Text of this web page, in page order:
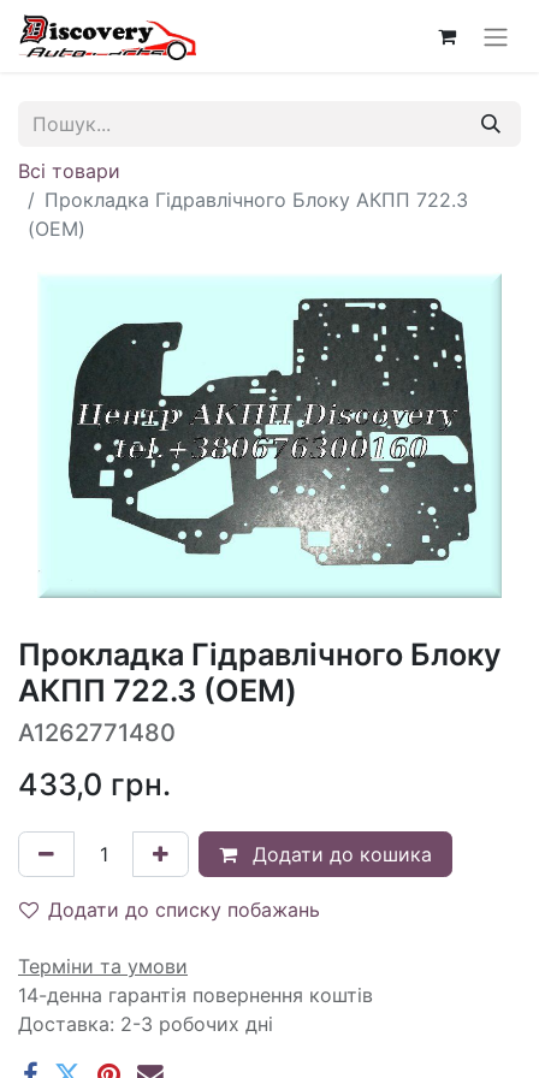
Всі товари
Прокладка Гідравлічного Блоку АКПП 722.3
(OEM)
Прокладка Гідравлічного Блоку
АКПП 722.3 (OEM)
A1262771480
433,0 грн.
Додати до кошика
Додати до списку побажань
Терміни та умови
14-денна гарантія повернення коштів
Доставка: 2-3 робочих дні